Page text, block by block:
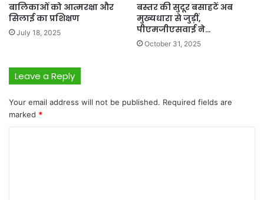
बालिकाओं को आत्मरक्षा और
सिलाई का प्रशिक्षण
July 18, 2025
बस्तर की सुदूर बसाहटें अब
मुख्यधारा से जुड़ीं,
पीएमजीएसवाई ने…
October 31, 2025
Leave a Reply
Your email address will not be published. Required fields are
marked *